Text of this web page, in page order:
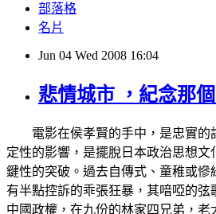
部落格
名片
Jun 04 Wed 2008 16:04
悲情城市 ，紀念那
電影在侯孝賢的手中，是忠實的記
定性的影響，是擺脫日本政治思想
鍵性的突破。過去自傳式、童稚或
有半點控訴的乖張狂暴，其喑啞的
中國政權，在九份的林家四兄弟，